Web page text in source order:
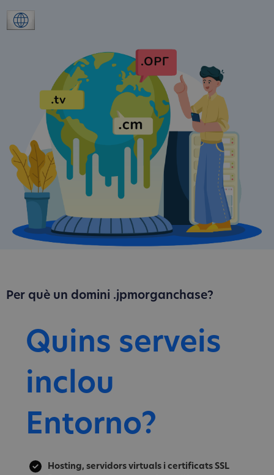
Per què un domini .jpmorganchase?
Quins serveis
inclou
Entorno?
Hosting, servidors virtuals i certificats SSL